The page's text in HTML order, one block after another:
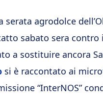
serata agrodolce
sabato sera contro
a sostituire ancora
si è raccontato ai
“InterNOS”